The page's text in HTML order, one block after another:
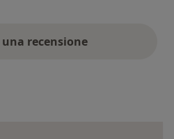
recensione